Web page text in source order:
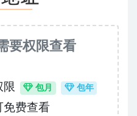
要权限查看
限 包月 包年
免费查看